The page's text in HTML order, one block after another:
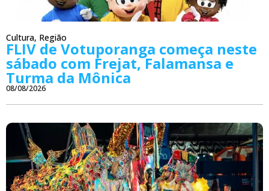
Cultura, Região
FLIV de Votuporanga começa neste
sábado com Frejat, Falamansa e
Turma da Mônica
08/08/2026